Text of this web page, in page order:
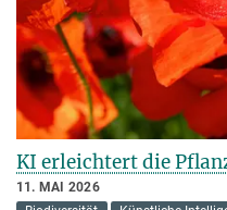
KI erleichtert die
11. MAI 2026